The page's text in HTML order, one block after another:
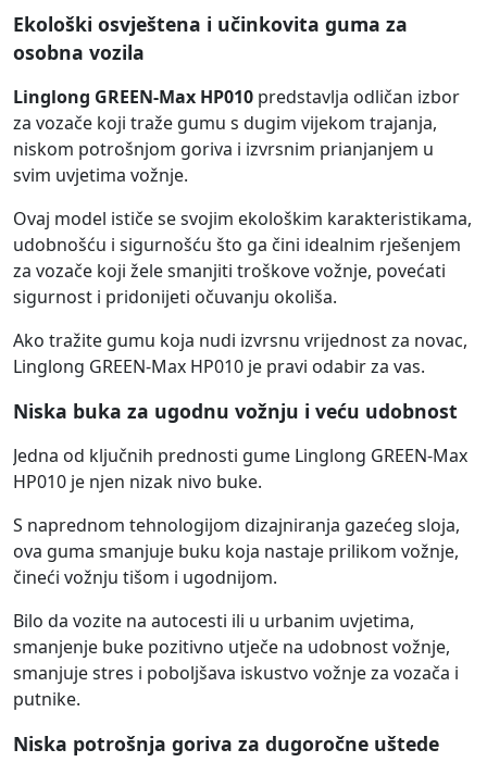
Ekološki osvještena i učinkovita guma za
osobna vozila
Linglong GREEN-Max HP010 predstavlja odličan izbor
za vozače koji traže gumu s dugim vijekom trajanja,
niskom potrošnjom goriva i izvrsnim prianjanjem u
svim uvjetima vožnje.
Ovaj model ističe se svojim ekološkim karakteristikama,
udobnošću i sigurnošću što ga čini idealnim rješenjem
za vozače koji žele smanjiti troškove vožnje, povećati
sigurnost i pridonijeti očuvanju okoliša.
Ako tražite gumu koja nudi izvrsnu vrijednost za novac,
Linglong GREEN-Max HP010 je pravi odabir za vas.
Niska buka za ugodnu vožnju i veću udobnost
Jedna od ključnih prednosti gume Linglong GREEN-Max
HP010 je njen nizak nivo buke.
S naprednom tehnologijom dizajniranja gazećeg sloja,
ova guma smanjuje buku koja nastaje prilikom vožnje,
čineći vožnju tišom i ugodnijom.
Bilo da vozite na autocesti ili u urbanim uvjetima,
smanjenje buke pozitivno utječe na udobnost vožnje,
smanjuje stres i poboljšava iskustvo vožnje za vozača i
putnike.
Niska potrošnja goriva za dugoročne uštede